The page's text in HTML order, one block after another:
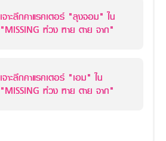
เจาะลึกคาแรคเตอร์ "ลุงจอม" ใน
"MISSING ห่วง หาย ตาย จาก"
เจาะลึกคาแรคเตอร์ "เอม" ใน
"MISSING ห่วง หาย ตาย จาก"